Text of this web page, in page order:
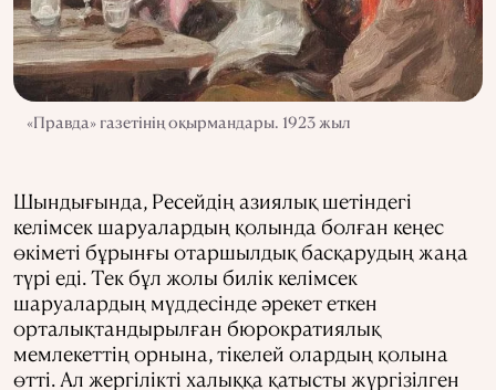
«Правда» газетінің оқырмандары. 1923 жыл
Шындығында, Ресейдің азиялық шетіндегі
келімсек шаруалардың қолында болған кеңес
өкіметі бұрынғы отаршылдық басқарудың жаңа
түрі еді. Тек бұл жолы билік келімсек
шаруалардың мүддесінде әрекет еткен
орталықтандырылған бюрократиялық
мемлекеттің орнына, тікелей олардың қолына
өтті. Ал жергілікті халыққа қатысты жүргізілген